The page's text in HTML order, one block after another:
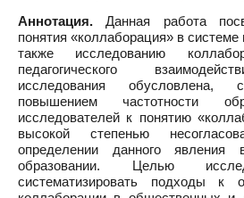
Аннотация. Данная работа
понятия «коллаборация» в системе
также исследованию
педагогического
исследования
повышением частотности
исследователей к понятию
высокой степенью
определении данного
образовании. Целью
систематизировать подходы к